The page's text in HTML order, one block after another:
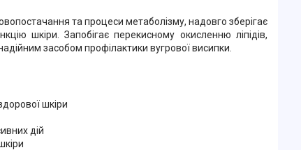
та процеси метаболізму, надовго зберігає
шкіри. Запобігає перекисному окисленню ліпідів,
засобом профілактики вугрової висипки.
шкіри
дій